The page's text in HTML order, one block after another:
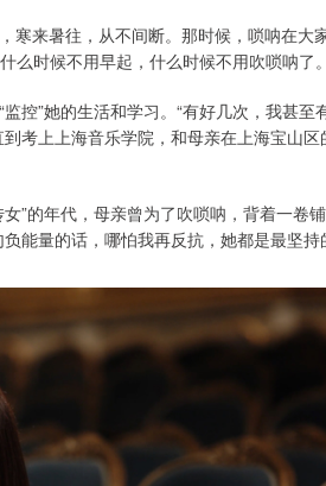
来暑往，从不间断。那时候，唢呐在大
么时候不用早起，什么时候不用吹唢呐了
控”她的生活和学习。“有好几次，我甚至
考上上海音乐学院，和母亲在上海宝山区
”的年代，母亲曾为了吹唢呐，背着一卷
能量的话，哪怕我再反抗，她都是最坚持